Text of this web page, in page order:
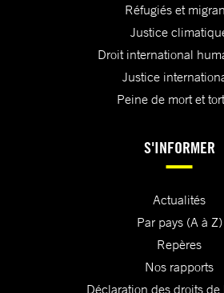
Réfugiés et
Justice
Droit international
Justice
Peine de mort et
S'INFORMER
Actualités
Par pays (A à Z)
Repères
Nos rapports
Déclaration des droits